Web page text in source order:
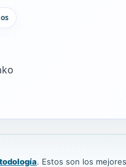
. Estos son los